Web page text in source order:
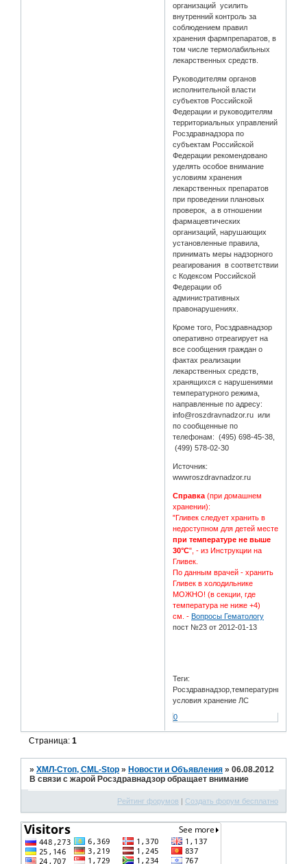
организаций усилить
внутренний контроль за
соблюдением правил
хранения фармпрепаратов, в
том числе термолабильных
лекарственных средств.
Руководителям органов
исполнительной власти
субъектов Российской
Федерации и руководителям
территориальных управлений
Росздравнадзора по
субъектам Российской
Федерации рекомендовано
уделять особое внимание
условиям хранения
лекарственных препаратов
при проведении плановых
проверок, а в отношении
фармацевтических
организаций, нарушающих
установленные правила,
принимать меры надзорного
реагирования в соответствии
с Кодексом Российской
Федерации об
административных
правонарушениях.
Кроме того, Росздравнадзор
оперативно отреагирует на
все сообщения граждан о
фактах реализации
лекарственных средств,
хранящихся с нарушениями
температурного режима,
направленные по адресу:
info@roszdravnadzor.ru или
по сообщенные по
телефонам: (495) 698-45-38,
(499) 578-02-30
Источник:
wwwroszdravnadzor.ru
Справка (при домашнем
хранении):
"Гливек следует хранить в
недоступном для детей месте
при температуре не выше
30°C", - из Инструкции на
Гливек.
По данным врачей - хранить
Гливек в холодильнике
МОЖНО! (в секции, где
температура не ниже +4)
см. - Вопросы Гематологу
пост №23 от 2012-01-13
Теги:
Росздравнадзор,температурные
условия хранение ЛС
0
Страница:1
»ХМЛ-Стоп, CML-Stop » Новости и Объявления »06.08.2012
В связи с жарой Росздравнадзор обращает внимание
Рейтинг форумов | Создать форум бесплатно